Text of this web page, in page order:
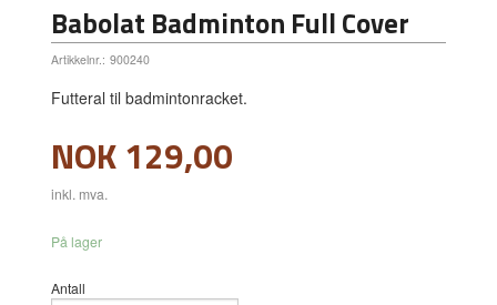
Babolat Badminton Full Cover
Artikkelnr.: 900240
Futteral til badmintonracket.
Pris
NOK129,00
inkl. mva.
På lager
Antall